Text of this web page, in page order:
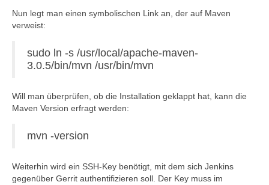
Nun legt man einen symbolischen Link an, der auf Maven
verweist:
sudo ln -s /usr/local/apache-maven-
3.0.5/bin/mvn /usr/bin/mvn
Will man überprüfen, ob die Installation geklappt hat, kann die
Maven Version erfragt werden:
mvn -version
Weiterhin wird ein SSH-Key benötigt, mit dem sich Jenkins
gegenüber Gerrit authentifizieren soll. Der Key muss im